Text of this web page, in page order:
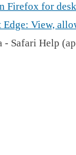
Firefox for
View,
- Safari Help